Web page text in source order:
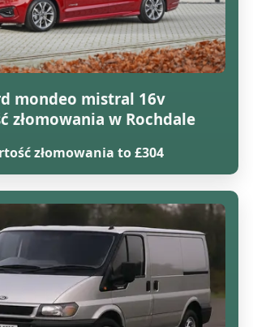
mondeo mistral 16v
złomowania w Rochdale
złomowania to £304